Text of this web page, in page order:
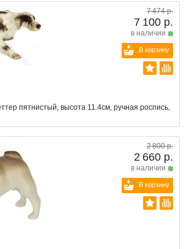
7 474 р.
7 100 р.
в наличии
В корзину
пятнистый, высота 11.4см, ручная роспись,
2 800 р.
2 660 р.
в наличии
В корзину